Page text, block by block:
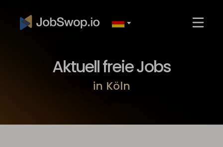
Aktuell freie Jobs
in Köln